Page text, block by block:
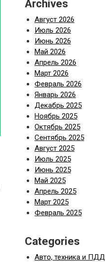
Archives
Август 2026
Июль 2026
Июнь 2026
Май 2026
Апрель 2026
Март 2026
Февраль 2026
Январь 2026
Декабрь 2025
Ноябрь 2025
Октябрь 2025
Сентябрь 2025
Август 2025
Июль 2025
Июнь 2025
Май 2025
Апрель 2025
Март 2025
Февраль 2025
Categories
Авто, техника и ПДД